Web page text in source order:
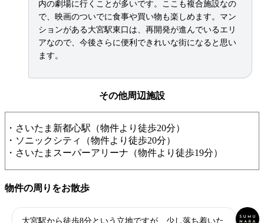
内の劇場に行くことが多いです。ここも複合施設なの
で、映画のついでに食事や買い物も楽しめます。マン
ションがある大宮駅東口は、再開発が進んでいるエリ
アなので、今後さらに便利できれいな街になると思い
ます。
その他周辺施設
・さいたま新都心駅（物件より徒歩20分）
・ソニックシティ（物件より徒歩20分）
・さいたまスーパーアリーナ（物件より徒歩19分）
物件の周りをお散歩
大宮駅から徒歩8分という立地ですが、少し落ち着いた